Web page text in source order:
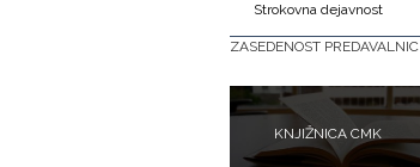
Strokovna dejavnost
ZASEDENOST PREDAVALNIC
KNJIŽNICA CMK